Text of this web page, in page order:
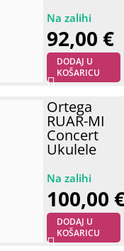
92,00 €
DODAJ U
KOŠARICU
Ortega
RUAR-MI
Concert
Ukulele
100,00
DODAJ U
KOŠARICU